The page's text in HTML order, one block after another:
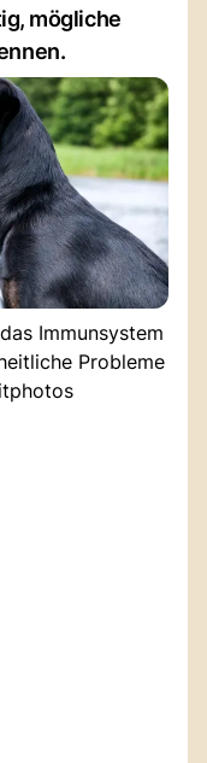
mögliche
Immunsystem
Probleme